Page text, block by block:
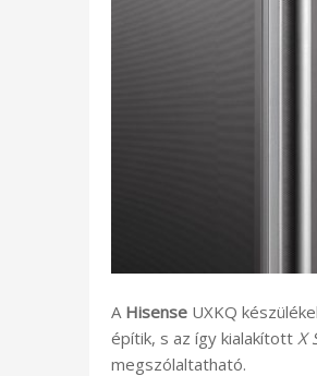
A Hisense UXKQ
építik, s az így kialakított X
megszólaltatható.